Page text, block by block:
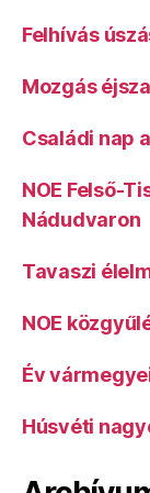
Felhívás
Mozgás
Családi nap
NOE Felső-
Nádudvaron
Tavaszi
NOE
Év
Húsvéti